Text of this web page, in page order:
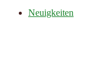
Neuigkeiten